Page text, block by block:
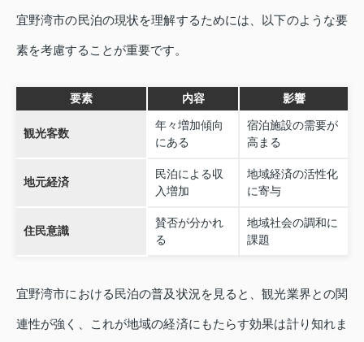
宜野湾市の民泊の現状を理解するためには、以下のような要
素を考慮することが重要です。
要素 内容 影響
観光客数
年々増加傾向
にある
宿泊施設の需要が
高まる
地元経済
民泊による収
入増加
地域経済の活性化
に寄与
住民意識
賛否が分かれ
る
地域社会の調和に
課題
宜野湾市における民泊の普及状況を見ると、観光業界との関
連性が強く、これが地域の経済にもたらす効果は計り知れま